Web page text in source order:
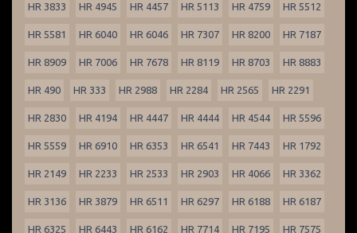
HR 3833 HR 4945 HR 4457 HR 5113 HR 4759 HR 5512
HR 5581 HR 6040 HR 6046 HR 7307 HR 8200 HR 7187
HR 8909 HR 7006 HR 7678 HR 8119 HR 8703 HR 8883
HR 490 HR 333 HR 2988 HR 2284 HR 2565 HR 2291
HR 2830 HR 4194 HR 4447 HR 4444 HR 4544 HR 5596
HR 5559 HR 6910 HR 6353 HR 6541 HR 7443 HR 1792
HR 2149 HR 2233 HR 2533 HR 2903 HR 4066 HR 3362
HR 3136 HR 3879 HR 6511 HR 6297 HR 6188 HR 6187
HR 6325 HR 6443 HR 6162 HR 7714 HR 7195 HR 7575